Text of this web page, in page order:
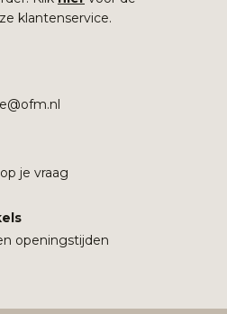
klantenservice.
je vraag
openingstijden